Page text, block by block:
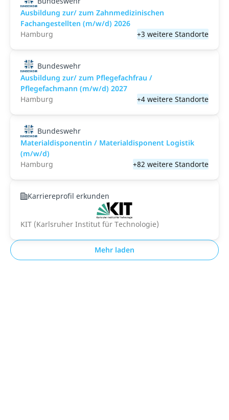
Ausbildung zur/ zum Zahnmedizinischen
Fachangestellten (m/w/d) 2026
Hamburg
+3 weitere Standorte
Bundeswehr
Ausbildung zur/ zum Pflegefachfrau /
Pflegefachmann (m/w/d) 2027
Hamburg
+4 weitere Standorte
Bundeswehr
Materialdisponentin / Materialdisponent Logistik
(m/w/d)
Hamburg
+82 weitere Standorte
Karriereprofil erkunden
KIT (Karlsruher Institut für Technologie)
Mehr laden